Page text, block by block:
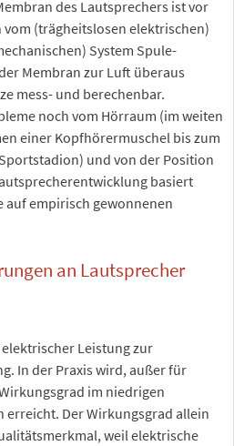
des Lautsprechers ist vor
(trägheitslosen elektrischen)
System Spule-
Membran zur Luft überaus
mess- und berechenbar.
noch vom Hörraum (im weiten
einer Kopfhörermuschel bis zum
und von der Position
basiert
auf empirisch gewonnenen
an Lautsprecher
Leistung zur
In der Praxis wird, außer für
im niedrigen
Der Wirkungsgrad allein
weil elektrische